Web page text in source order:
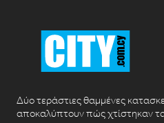
Δύο τεράστιες θαμμένες
αποκαλύπτουν πώς χτίστηκαν